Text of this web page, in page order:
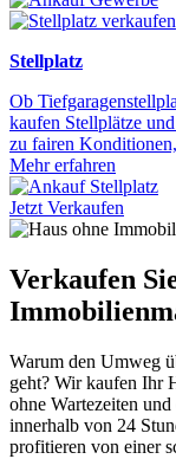
Stellplatz
Ob
kaufen Stellplätze
zu fairen
Mehr erfahren
Jetzt Verkaufen
Verkaufen
Warum den Umweg
geht? Wir kaufen Ihr
ohne Wartezeiten
innerhalb von 24
profitieren von einer